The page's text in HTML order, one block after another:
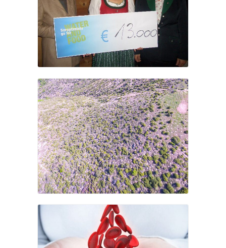
γυναικών (Orange days-25
Νοεμβρίου-10 Δεκεμβρίου)
Σοροπτιμιστική Ενωση Ελλάδος
2011-2013: Soroptimists go for
Water and Food
Σοροπτιμιστική Ευρωπαϊκή Ομοσπονδία (SI/Ε)
1991-1993: Αναδάσωση
Σοροπτιμιστική Ευρωπαϊκή Ομοσπονδία (SI/Ε)